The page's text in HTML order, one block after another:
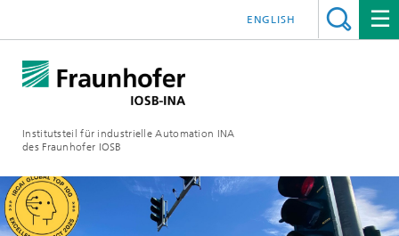
Institutsteil für industrielle Automation INA
des Fraunhofer IOSB
ENGLISH